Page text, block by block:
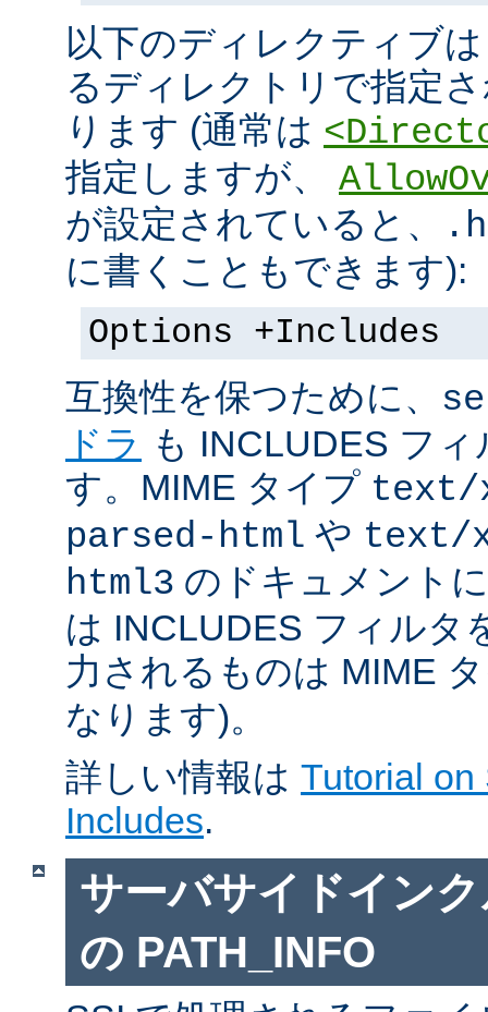
以下のディレクティブ
るディレクトリで指定
ります (通常は
指定しますが、
が設定されていると、
に書くこともできます):
Options +Includes
互換性を保つために、
ドラ も INCLUDES フ
す。MIME タイプ text/
parsed-html や text/
html3 のドキュメント
は INCLUDES フィルタ
力されるものは MIME
なります)。
詳しい情報は Tutorial on
Includes.
サーバサイドイン
の PATH_INFO